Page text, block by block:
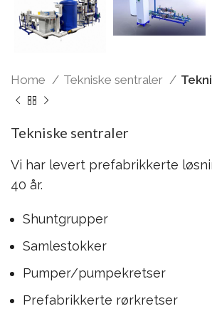
Home Tekniske sentraler
Tekniske sentraler
Vi har levert prefabrikkerte
40 år.
Shuntgrupper
Samlestokker
Pumper/pumpekretser
Prefabrikkerte rørkretser